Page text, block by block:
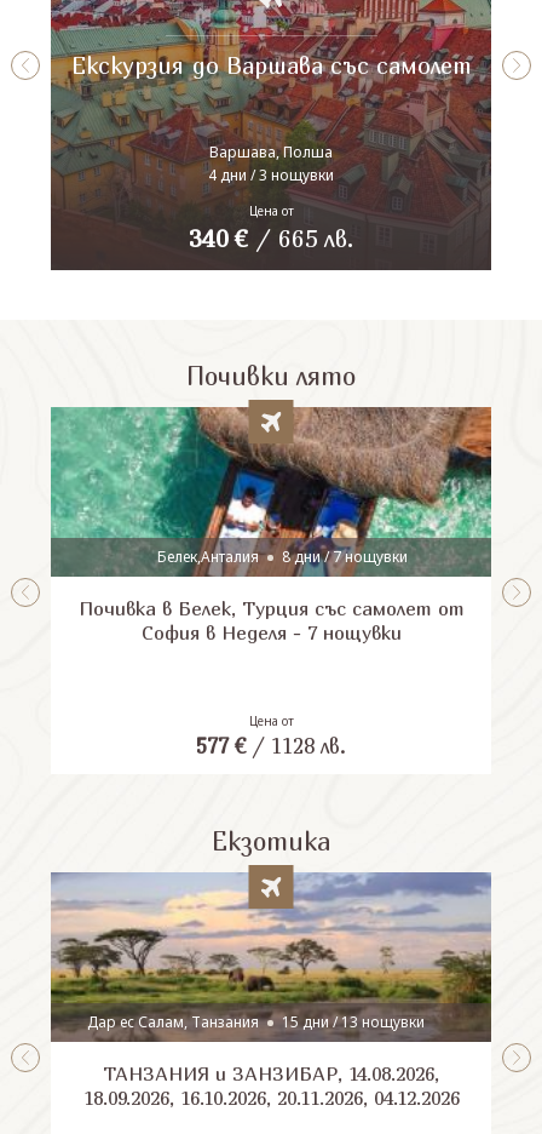
Екскурзия до Варшава със самолет
Варшава, Полша
4 дни / 3 нощувки
Цена от
340 € / 665 лв.
Почивки лято
Белек,Анталия 8 дни / 7 нощувки
Почивка в Белек, Турция със самолет от
София в Неделя - 7 нощувки
Цена от
577 €/ 1128 лв.
Екзотика
Дар ес Салам, Танзания 15 дни / 13 нощувки
ТАНЗАНИЯ и ЗАНЗИБАР, 14.08.2026,
18.09.2026, 16.10.2026, 20.11.2026, 04.12.2026